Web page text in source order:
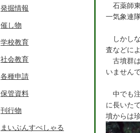
石薬師
一気象連
しかしな
査などに
古墳群
いません
中でも
に長いた
墳からは
発掘情報
催し物
学校教育
社会教育
各種申請
保管資料
刊行物
まいぶんすぺしゃる